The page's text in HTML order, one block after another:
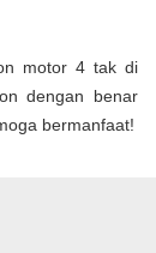
motor 4 tak di
dengan benar
bermanfaat!